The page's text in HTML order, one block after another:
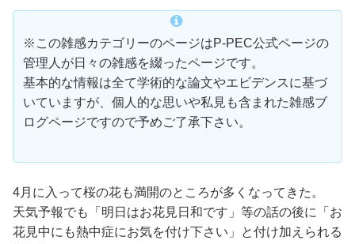
※この雑感カテゴリーのページはP-PEC公式ページの
管理人が日々の雑感を綴ったページです。
基本的な情報は全て学術的な論文やエビデンスに基づ
いていますが、個人的な思いや私見も含まれた雑感ブ
ログページですので予めご了承下さい。
4月に入って桜の花も満開のところが多くなってきた。
天気予報でも「明日はお花見日和です」等の話の後に「お
花見中にも熱中症にお気を付け下さい」と付け加えられる